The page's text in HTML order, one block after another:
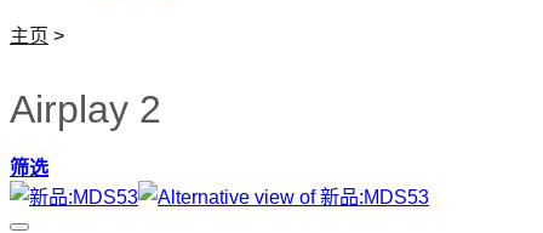
主页 >
Airplay 2
筛选